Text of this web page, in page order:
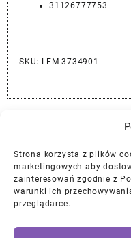
Strona korzysta z plików
marketingowych aby
zainteresowań zgodnie z
warunki ich
przeglądarce.
31126777753
SKU: LEM-3734901
Najlepszej Jakości Części